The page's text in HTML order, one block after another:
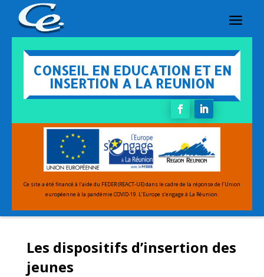
CONSEIL EN EDUCATION ET EN
INSERTION A LA REUNION
Ce site a été financé à l’aide du FEDER (REACT-UE) dans le cadre de la réponse de l’Union
européenne à la pandémie COVID-19. L’Europe s’engage à La Réunion.
Les dispositifs d’insertion des
jeunes